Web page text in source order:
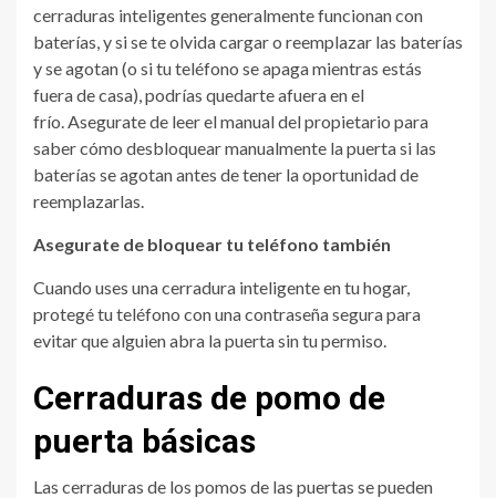
cerraduras inteligentes generalmente funcionan con
baterías, y si se te olvida cargar o reemplazar las baterías
y se agotan (o si tu teléfono se apaga mientras estás
fuera de casa), podrías quedarte afuera en el
frío. Asegurate de leer el manual del propietario para
saber cómo desbloquear manualmente la puerta si las
baterías se agotan antes de tener la oportunidad de
reemplazarlas.
Asegurate de bloquear tu teléfono también
Cuando uses una cerradura inteligente en tu hogar,
protegé tu teléfono con una contraseña segura para
evitar que alguien abra la puerta sin tu permiso.
Cerraduras de pomo de
puerta básicas
Las cerraduras de los pomos de las puertas se pueden